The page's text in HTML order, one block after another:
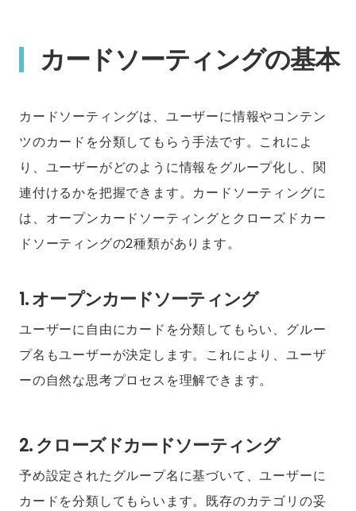
カードソーティングの基本
カードソーティングは、ユーザーに情報やコンテン
ツのカードを分類してもらう手法です。これによ
り、ユーザーがどのように情報をグループ化し、関
連付けるかを把握できます。カードソーティングに
は、オープンカードソーティングとクローズドカー
ドソーティングの2種類があります。
1. オープンカードソーティング
ユーザーに自由にカードを分類してもらい、グルー
プ名もユーザーが決定します。これにより、ユーザ
ーの自然な思考プロセスを理解できます。
2. クローズドカードソーティング
予め設定されたグループ名に基づいて、ユーザーに
カードを分類してもらいます。既存のカテゴリの妥